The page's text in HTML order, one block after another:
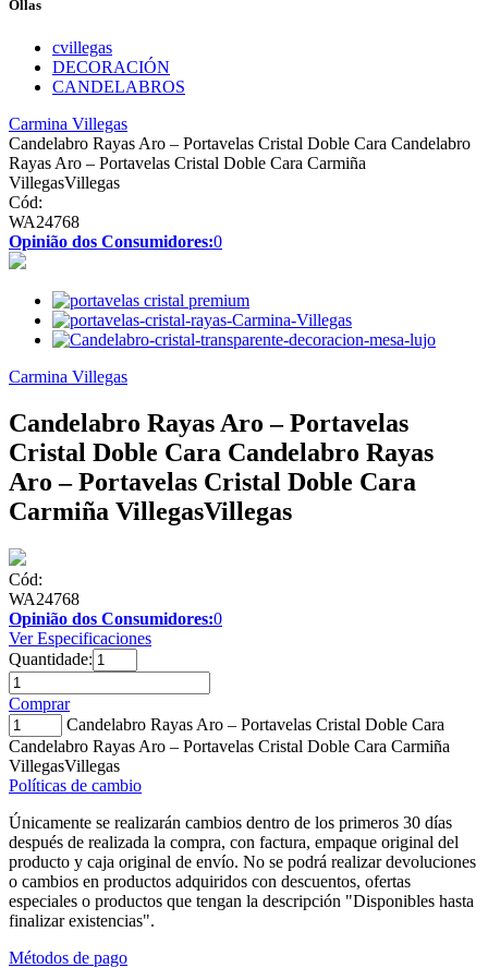
Ollas
cvillegas
DECORACIÓN
CANDELABROS
Carmina Villegas
Candelabro Rayas Aro – Portavelas Cristal Doble Cara Candelabro
Rayas Aro – Portavelas Cristal Doble Cara Carmiña
VillegasVillegas
Cód:
WA24768
Opinião dos Consumidores:0
Carmina Villegas
Candelabro Rayas Aro – Portavelas
Cristal Doble Cara Candelabro Rayas
Aro – Portavelas Cristal Doble Cara
Carmiña VillegasVillegas
Cód:
WA24768
Opinião dos Consumidores:0
Ver Especificaciones
Quantidade:
Comprar
Candelabro Rayas Aro – Portavelas Cristal Doble Cara
Candelabro Rayas Aro – Portavelas Cristal Doble Cara Carmiña
VillegasVillegas
Políticas de cambio
Únicamente se realizarán cambios dentro de los primeros 30 días
después de realizada la compra, con factura, empaque original del
producto y caja original de envío. No se podrá realizar devoluciones
o cambios en productos adquiridos con descuentos, ofertas
especiales o productos que tengan la descripción "Disponibles hasta
finalizar existencias".
Métodos de pago